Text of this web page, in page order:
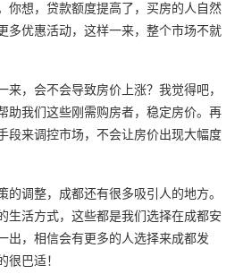
你想，贷款额度提高了，买房的人自然
多优惠活动，这样一来，整个市场不就
，会不会导致房价上涨？我觉得吧，
助我们这些刚需购房者，稳定房价。再
段来调控市场，不会让房价出现大幅度
调整，成都还有很多吸引人的地方。
生活方式，这些都是我们选择在成都安
出，相信会有更多的人选择来成都发
巴适！